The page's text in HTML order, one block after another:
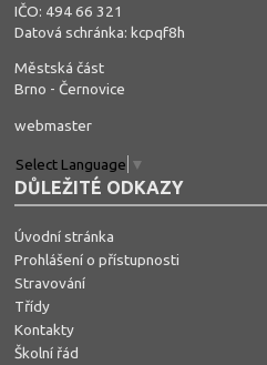
IČO: 494 66 321
Datová schránka: kcpqf8h
Městská část
Brno - Černovice
webmaster
Select Language ▼
DŮLEŽITÉ ODKAZY
Úvodní stránka
Prohlášení o přístupnosti
Stravování
Třídy
Kontakty
Školní řád